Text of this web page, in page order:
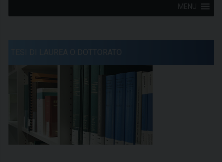
MENU
TESI DI LAUREA O DOTTORATO